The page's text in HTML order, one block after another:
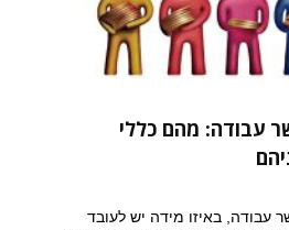
עבודה: מהם כללי
עבודה, באיזו מידה יש לעובד